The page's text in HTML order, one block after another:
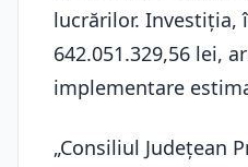
lucrărilor. Investiţia,
642.051.329,56 lei,
implementare
„Consiliul Judeţean